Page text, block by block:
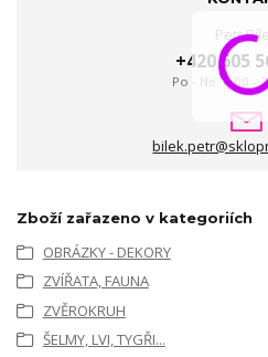
Petr
+420 605
Po - Ne: 8:00 -
Zboží zařazeno v kategoriích
OBRÁZKY - DEKORY
ZVÍŘATA, FAUNA
ZVĚROKRUH
ŠELMY, LVI, TYGŘI...